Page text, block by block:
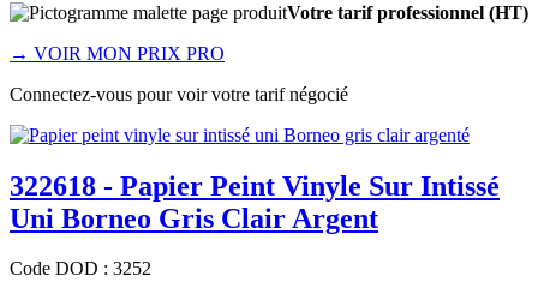
Votre tarif professionnel (HT)
→ VOIR MON PRIX PRO
Connectez-vous pour voir votre tarif négocié
322618 - Papier Peint Vinyle Sur Intissé
Uni Borneo Gris Clair Argent
Code DOD : 3252